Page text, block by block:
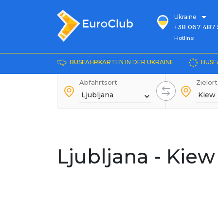
Ukraine
+38 067 487
Hotline
die Auskunft
+38 044
+38 067 240
Hotline
BUSFAHRKARTEN IN DER UKRAINE
Abfahrtsort Zielort
Ljubljana - Kiew